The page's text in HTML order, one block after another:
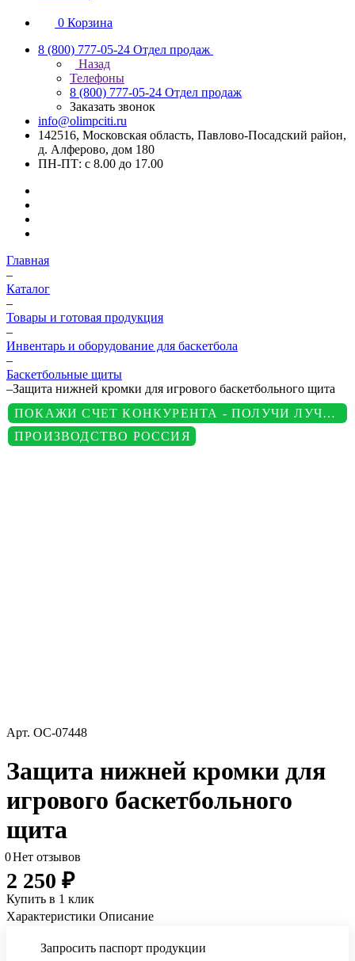
0 Корзина
8 (800) 777-05-24 Отдел продаж
Назад
Телефоны
8 (800) 777-05-24 Отдел продаж
Заказать звонок
info@olimpciti.ru
142516, Московская область, Павлово-Посадский район,
д. Алферово, дом 180
ПН-ПТ: с 8.00 до 17.00
Главная
–
Каталог
–
Товары и готовая продукция
–
Инвентарь и оборудование для баскетбола
–
Баскетбольные щиты
–Защита нижней кромки для игрового баскетбольного щита
ПОКАЖИ СЧЕТ КОНКУРЕНТА - ПОЛУЧИ ЛУЧШУЮ ЦЕНУ
ПРОИЗВОДСТВО РОССИЯ
Арт. ОС-07448
Защита нижней кромки для
игрового баскетбольного
щита
0Нет отзывов
2 250 ₽
Купить в 1 клик
Характеристики Описание
Запросить паспорт продукции